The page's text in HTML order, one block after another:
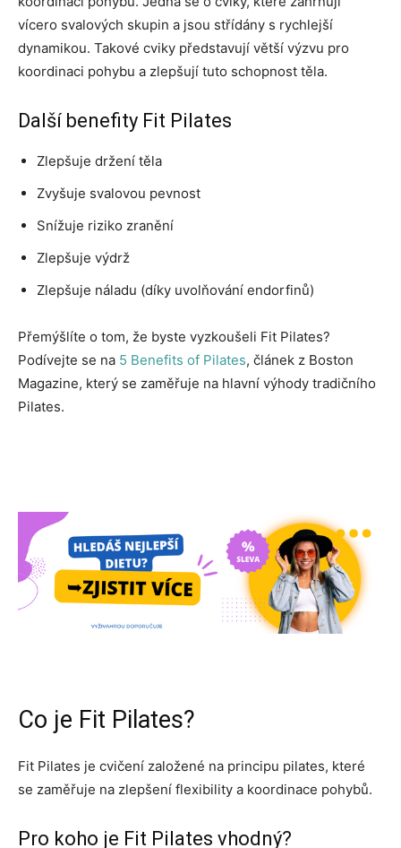
vícero svalových skupin a jsou střídány s rychlejší
dynamikou. Takové cviky představují větší výzvu pro
koordinaci pohybu a zlepšují tuto schopnost těla.
Další benefity Fit Pilates
Zlepšuje držení těla
Zvyšuje svalovou pevnost
Snížuje riziko zranění
Zlepšuje výdrž
Zlepšuje náladu (díky uvolňování endorfinů)
Přemýšlíte o tom, že byste vyzkoušeli Fit Pilates?
Podívejte se na 5 Benefits of Pilates, článek z Boston
Magazine, který se zaměřuje na hlavní výhody tradičního
Pilates.
Co je Fit Pilates?
Fit Pilates je cvičení založené na principu pilates, které
se zaměřuje na zlepšení flexibility a koordinace pohybů.
Pro koho je Fit Pilates vhodný?